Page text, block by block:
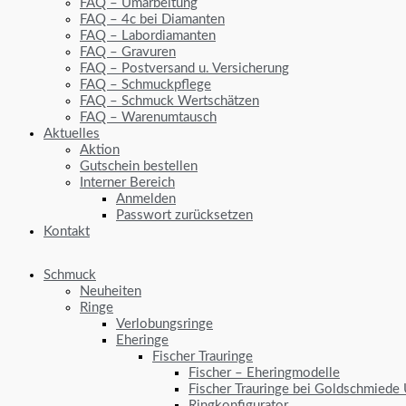
FAQ – Umarbeitung
FAQ – 4c bei Diamanten
FAQ – Labordiamanten
FAQ – Gravuren
FAQ – Postversand u. Versicherung
FAQ – Schmuckpflege
FAQ – Schmuck Wertschätzen
FAQ – Warenumtausch
Aktuelles
Aktion
Gutschein bestellen
Interner Bereich
Anmelden
Passwort zurücksetzen
Kontakt
Schmuck
Neuheiten
Ringe
Verlobungsringe
Eheringe
Fischer Trauringe
Fischer – Eheringmodelle
Fischer Trauringe bei Goldschmiede